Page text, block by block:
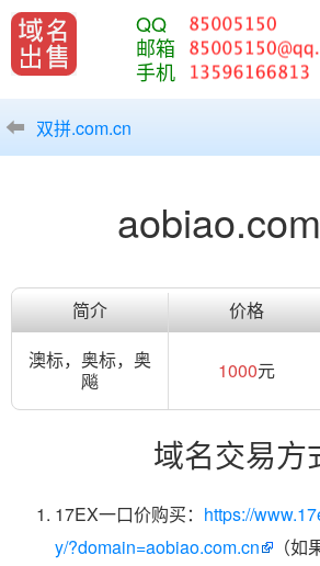
QQ
邮箱
手机
双拼.com.cn
简介 价格
澳标，奥标，奥
飚
1000元
域名交易方
17EX一口价购买： https://
y/?domain=aobiao.com.cn
（